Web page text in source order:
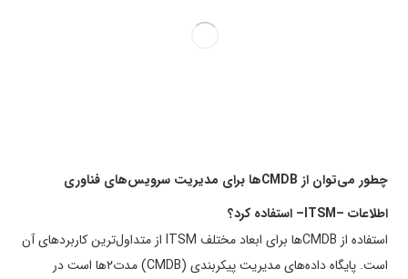
چطور می­‌توان از CMDBها برای مدیریت سرویس‌­های فناوری
اطلاعات –ITSM– استفاده کرد؟
استفاده از CMDBها برای ابعاد مختلف ITSM از متداول­‌ترین کاربردهای آن
است. پایگاه داده‌­های مدیریت پیکربندی (CMDB) مدت­۲ها است در